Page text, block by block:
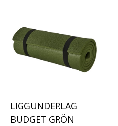
LIGGUNDERLAG
BUDGET GRÖN